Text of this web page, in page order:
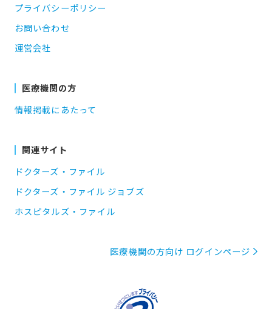
プライバシーポリシー
お問い合わせ
運営会社
医療機関の方
情報掲載にあたって
関連サイト
ドクターズ・ファイル
ドクターズ・ファイル ジョブズ
ホスピタルズ・ファイル
医療機関の方向け ログインページ